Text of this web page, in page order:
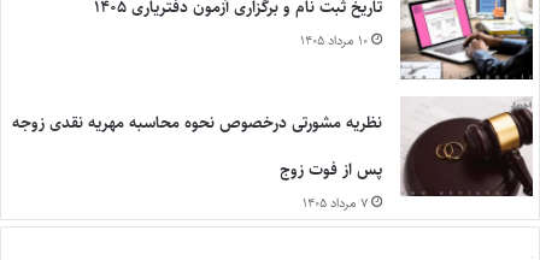
تاریخ ثبت نام و برگزاری آزمون دفتریاری ۱۴۰۵
۱۰ مرداد ۱۴۰۵
نظریه مشورتی درخصوص نحوه محاسبه مهریه نقدی زوجه
پس از فوت زوج
۷ مرداد ۱۴۰۵